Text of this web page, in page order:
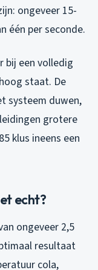
ongeveer 15-
één per seconde.
bij een volledig
staat. De
systeem duwen,
grotere
klus ineens een
echt?
ongeveer 2,5
resultaat
cola,